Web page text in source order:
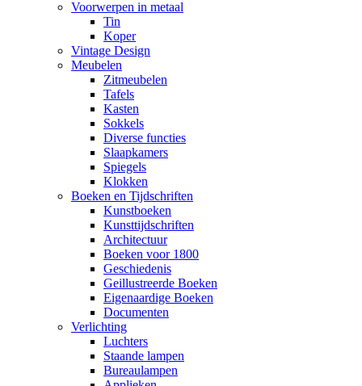
Voorwerpen in metaal
Tin
Koper
Vintage Design
Meubelen
Zitmeubelen
Tafels
Kasten
Sokkels
Diverse functies
Slaapkamers
Spiegels
Klokken
Boeken en Tijdschriften
Kunstboeken
Kunsttijdschriften
Architectuur
Boeken voor 1800
Geschiedenis
Geillustreerde Boeken
Eigenaardige Boeken
Documenten
Verlichting
Luchters
Staande lampen
Bureaulampen